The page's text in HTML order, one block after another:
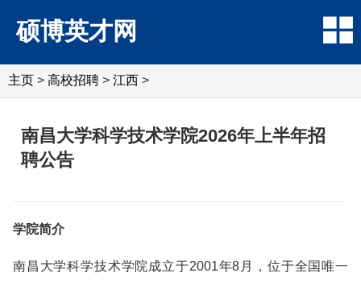
硕博英才网
主页 > 高校招聘 > 江西 >
南昌大学科学技术学院2026年上半年招
聘公告
学院简介
南昌大学科学技术学院成立于2001年8月，位于全国唯一